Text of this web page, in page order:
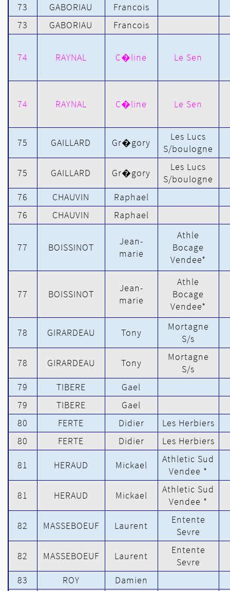
73
GABORIAU
Francois
73
GABORIAU Francois
74 RAYNAL C�line Le Sen
74 RAYNAL C�line Le Sen
75 GAILLARD Gr�gory
Les Lucs
S/boulogne
75 GAILLARD Gr�gory
Les Lucs
S/boulogne
76
CHAUVIN
Raphael
76
CHAUVIN Raphael
77 BOISSINOT
Jean-
marie
Athle
Bocage
Vendee*
77 BOISSINOT
Jean-
marie
Athle
Bocage
Vendee*
78 GIRARDEAU Tony
Mortagne
S/s
78 GIRARDEAU Tony
Mortagne
S/s
79
TIBERE
Gael
79
TIBERE
Gael
80
FERTE Didier
Les Herbiers
80
FERTE Didier Les Herbiers
81 HERAUD Mickael
Athletic Sud
Vendee *
81 HERAUD Mickael
Athletic Sud
Vendee *
82 MASSEBOEUF Laurent
Entente
Sevre
82 MASSEBOEUF Laurent
Entente
Sevre
83
ROY Damien